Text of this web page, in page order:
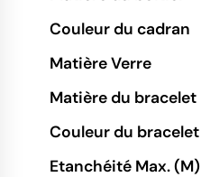
Couleur du cadran
Matière Verre
Matière du bracelet
Couleur du bracelet
Etanchéité Max. (M)